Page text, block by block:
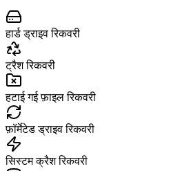
हार्ड ड्राइव रिकवरी
ट्रैश रिकवरी
हटाई गई फ़ाइल रिकवरी
फ़ॉर्मेटेड ड्राइव रिकवरी
सिस्टम क्रैश रिकवरी